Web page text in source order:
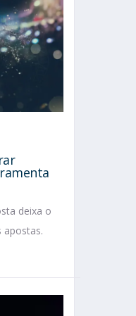
deixa o
apostas.